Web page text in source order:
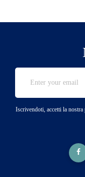
Iscrivendoti, accetti la